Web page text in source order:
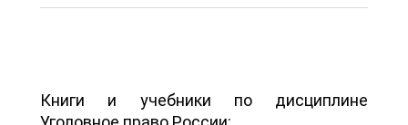
Книги и учебники по дисциплине